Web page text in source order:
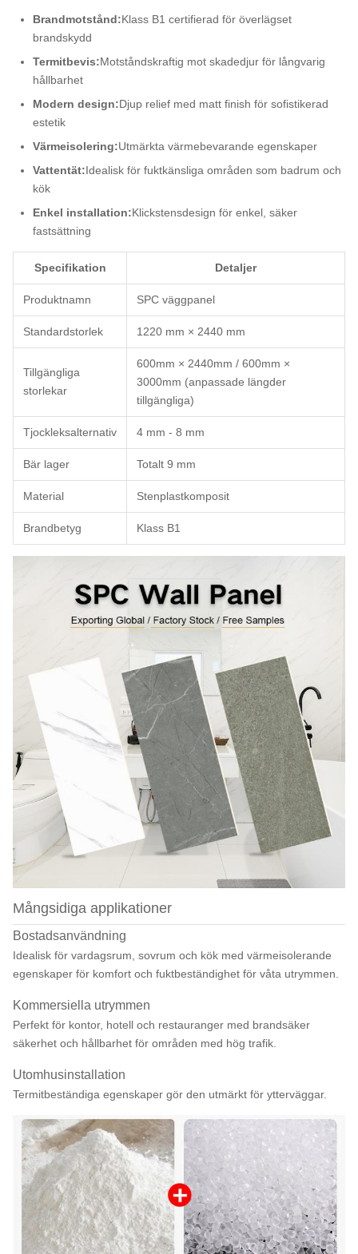
Brandmotstånd:Klass B1 certifierad för överlägset
brandskydd
Termitbevis:Motståndskraftig mot skadedjur för långvarig
hållbarhet
Modern design:Djup relief med matt finish för sofistikerad
estetik
Värmeisolering:Utmärkta värmebevarande egenskaper
Vattentät:Idealisk för fuktkänsliga områden som badrum och
kök
Enkel installation:Klickstensdesign för enkel, säker
fastsättning
Specifikation Detaljer
Produktnamn SPC väggpanel
Standardstorlek 1220 mm × 2440 mm
Tillgängliga
storlekar
600mm × 2440mm / 600mm ×
3000mm (anpassade längder
tillgängliga)
Tjockleksalternativ 4 mm - 8 mm
Bär lager Totalt 9 mm
Material Stenplastkomposit
Brandbetyg Klass B1
Mångsidiga applikationer
Bostadsanvändning
Idealisk för vardagsrum, sovrum och kök med värmeisolerande
egenskaper för komfort och fuktbeständighet för våta utrymmen.
Kommersiella utrymmen
Perfekt för kontor, hotell och restauranger med brandsäker
säkerhet och hållbarhet för områden med hög trafik.
Utomhusinstallation
Termitbeständiga egenskaper gör den utmärkt för ytterväggar.